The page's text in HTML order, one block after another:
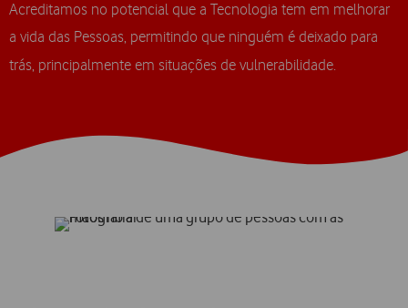
Acreditamos no potencial que a Tecnologia tem em melhorar
a vida das Pessoas, permitindo que ninguém é deixado para
trás, principalmente em situações de vulnerabilidade.